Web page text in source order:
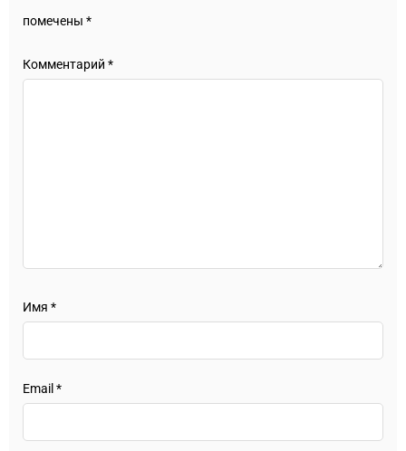
помечены *
Комментарий *
Имя *
Email *